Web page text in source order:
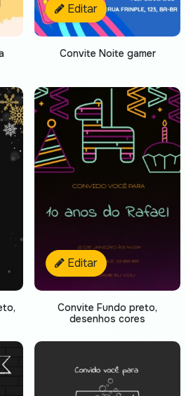
Editar
Convite Noite gamer
Editar
Convite Fundo preto,
desenhos cores